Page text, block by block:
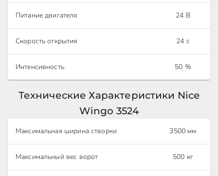
Питание двигателя 24 В
Скорость открытия 24 с
Интенсивность 50 %
Технические Характеристики Nice
Wingo 3524
Максимальная ширина створки 3500 мм
Максимальный вес ворот 500 кг